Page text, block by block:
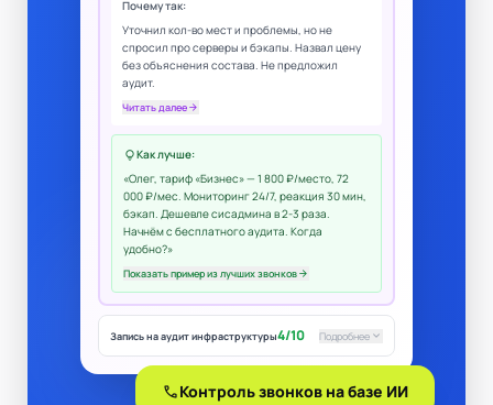
Почему так:
Уточнил кол-во мест и проблемы, но не
спросил про серверы и бэкапы. Назвал цену
без объяснения состава. Не предложил
аудит.
Читать далееarrow_forward
lightbulbКак лучше:
«Олег, тариф «Бизнес» — 1 800 ₽/место, 72
000 ₽/мес. Мониторинг 24/7, реакция 30 мин,
бэкап. Дешевле сисадмина в 2-3 раза.
Начнём с бесплатного аудита. Когда
удобно?»
Показать пример из лучших звонковarrow_forward
Запись на аудит инфраструктуры4/10 Подробнее keyboard_arrow_down
callКонтроль звонков на базе ИИ